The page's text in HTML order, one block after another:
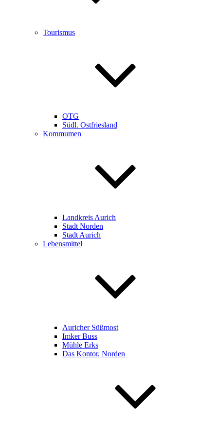
Tourismus
OTG
Südl. Ostfriesland
Kommumen
Landkreis Aurich
Stadt Norden
Stadt Aurich
Lebensmittel
Auricher Süßmost
Imker Buss
Mühle Erks
Das Kontor, Norden